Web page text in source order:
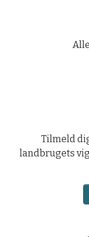
Tilmeld
landbrugets